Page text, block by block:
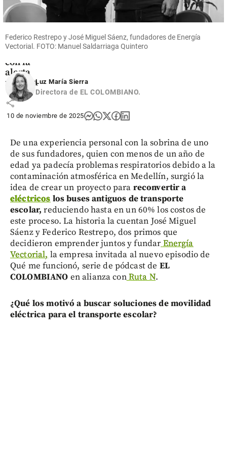
en el
volcán
Puracé:
así está la
situación
con la
alerta
naranja
share
Federico Restrepo y José Miguel Sáenz, fundadores de Energía
Vectorial. FOTO: Manuel Saldarriaga Quintero
Luz María Sierra
Directora de EL COLOMBIANO.
10 de noviembre de 2025
De una experiencia personal con la sobrina de uno
de sus fundadores, quien con menos de un año de
edad ya padecía problemas respiratorios debido a la
contaminación atmosférica en Medellín, surgió la
idea de crear un proyecto para reconvertir a
eléctricos los buses antiguos de transporte
escolar, reduciendo hasta en un 60% los costos de
este proceso. La historia la cuentan José Miguel
Sáenz y Federico Restrepo, dos primos que
decidieron emprender juntos y fundar Energía
Vectorial, la empresa invitada al nuevo episodio de
Qué me funcionó, serie de pódcast de EL
COLOMBIANO en alianza conRuta N.
¿Qué los motivó a buscar soluciones de movilidad
eléctrica para el transporte escolar?